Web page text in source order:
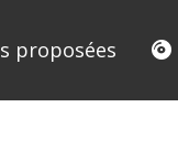
proposées